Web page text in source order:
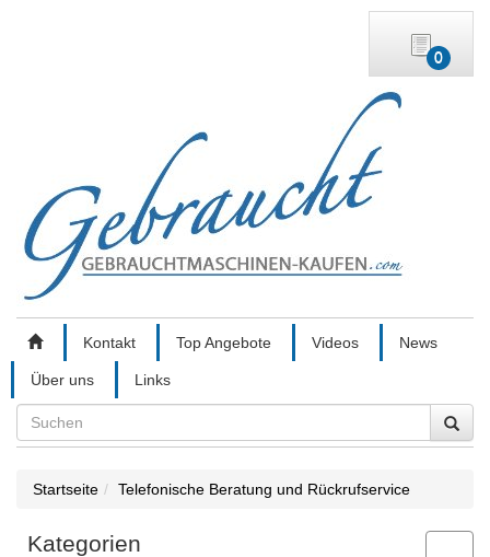
0
Kontakt Top Angebote Videos News
Über uns
Links
Search
Startseite Telefonische Beratung und Rückrufservice
Kategorien